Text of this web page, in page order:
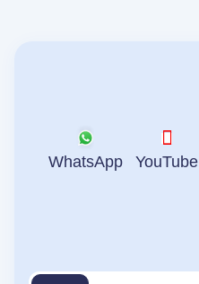
YouTube
WhatsApp